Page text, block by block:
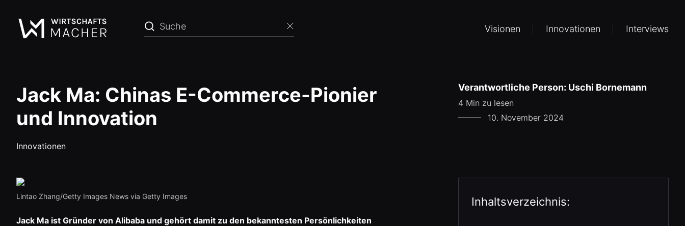
Visionen Innovationen Interviews
Jack Ma: Chinas E-Commerce-Pionier
und Innovation
Innovationen
Verantwortliche Person: Uschi Bornemann
4 Min zu lesen
10. November 2024
Inhaltsverzeichnis:
Lintao Zhang/Getty Images News via Getty Images
Jack Ma ist Gründer von Alibaba und gehört damit zu den bekanntesten Persönlichkeiten